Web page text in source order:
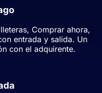
Comprar ahora,
entrada y salida. Un
con el adquirente.